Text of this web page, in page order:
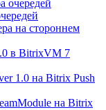
очередей
на стороннем
в BitrixVM 7
1.0 на Bitrix Push
на Bitrix